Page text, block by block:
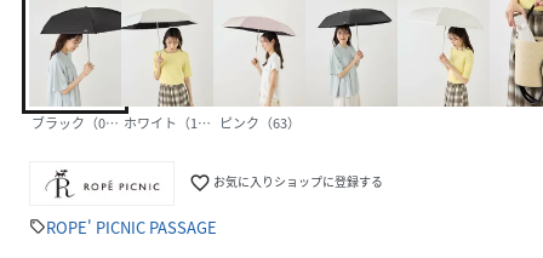
ブラック（01）ホワイト（10） ピンク（63）
favorite_border お気に入りショップに登録する
sellROPE' PICNIC PASSAGE